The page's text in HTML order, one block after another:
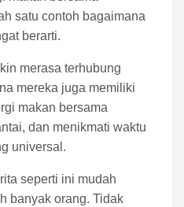
satu contoh bagaimana
berarti.
merasa terhubung
mereka juga memiliki
makan bersama
dan menikmati waktu
universal.
seperti ini mudah
banyak orang. Tidak